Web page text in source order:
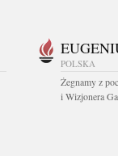
POLSKA
Żegnamy z
i Wizjonera